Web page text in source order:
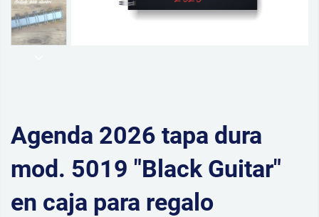
Agenda 2026 tapa dura
mod. 5019 "Black Guitar"
en caja para regalo